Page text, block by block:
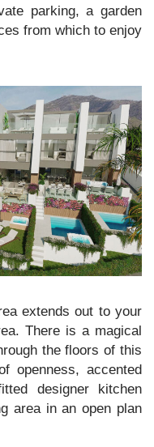
parking, a garden
from which to enjoy
extends out to your
There is a magical
the floors of this
openness, accented
designer kitchen
area in an open plan